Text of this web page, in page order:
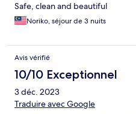
Safe, clean and beautiful
Noriko, séjour de 3 nuits
Avis vérifié
10/10 Exceptionnel
3 déc. 2023
Traduire avec Google